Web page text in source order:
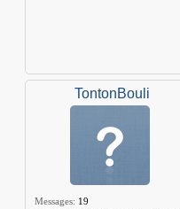
TontonBouli
Messages: 19